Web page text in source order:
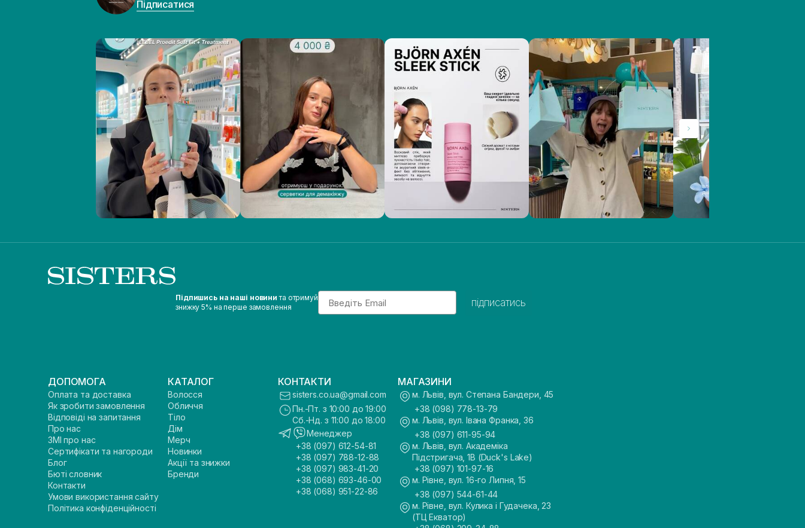
Підписатися
Підпишись на наші новини та отримуй
знижку 5% на перше замовлення
Email
підписатись
ДОПОМОГА
Оплата та доставка
Як зробити замовлення
Відповіді на запитання
Про нас
ЗМІ про нас
Сертифікати та нагороди
Блог
Бюті словник
Контакти
Умови використання сайту
Політика конфіденційності
КАТАЛОГ
Волосся
Обличчя
Тіло
Дім
Мерч
Новинки
Акції та знижки
Бренди
КОНТАКТИ
sisters.co.ua@gmail.com
Пн.-Пт. з 10:00 до 19:00
Сб.-Нд. з 11:00 до 18:00
Менеджер
+38 (097) 612-54-81
+38 (097) 788-12-88
+38 (097) 983-41-20
+38 (068) 693-46-00
+38 (068) 951-22-86
МАГАЗИНИ
м. Львів, вул. Степана Бандери, 45
+38 (098) 778-13-79
м. Львів, вул. Івана Франка, 36
+38 (097) 611-95-94
м. Львів, вул. Академіка
Підстригача, 1В (Duck's Lake)
+38 (097) 101-97-16
м. Рівне, вул. 16-го Липня, 15
+38 (097) 544-61-44
м. Рівне, вул. Кулика і Гудачека, 23
(ТЦ Екватор)